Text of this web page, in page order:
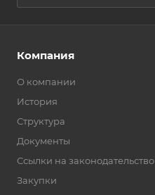
Компания
О компании
История
Структура
Документы
Ссылки на законодательство
Закупки